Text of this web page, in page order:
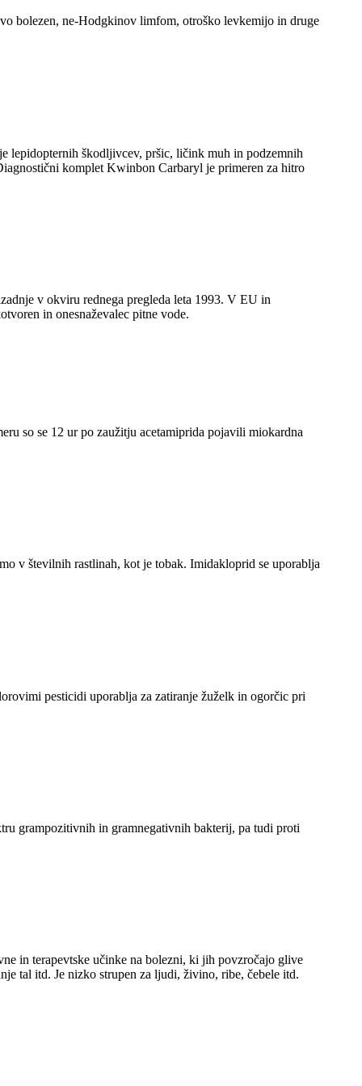
bolezen, ne-Hodgkinov limfom, otroško levkemijo in druge
lepidopternih škodljivcev, pršic, ličink muh in podzemnih
komplet Kwinbon Carbaryl je primeren za hitro
v okviru rednega pregleda leta 1993. V EU in
in onesnaževalec pitne vode.
so se 12 ur po zaužitju acetamiprida pojavili miokardna
v številnih rastlinah, kot je tobak. Imidakloprid se uporablja
pesticidi uporablja za zatiranje žuželk in ogorčic pri
grampozitivnih in gramnegativnih bakterij, pa tudi proti
in terapevtske učinke na bolezni, ki jih povzročajo glive
tal itd. Je nizko strupen za ljudi, živino, ribe, čebele itd.